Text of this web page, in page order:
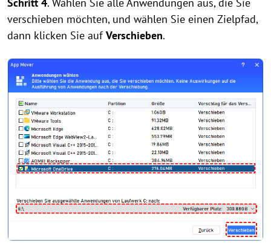
verschieben möchten, und wählen Sie einen Zielpfad,
dann klicken Sie aufVerschieben.